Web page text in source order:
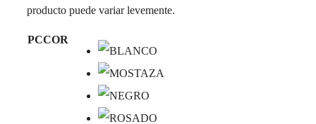
producto puede variar levemente.
PCCOR